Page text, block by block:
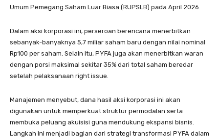
Umum Pemegang Saham Luar Biasa (RUPSLB) pada April 2026.
Dalam aksi korporasi ini, perseroan berencana menerbitkan
sebanyak-banyaknya 5,7 miliar saham baru dengan nilai nominal
Rp100 per saham. Selain itu, PYFA juga akan menerbitkan waran
dengan porsi maksimal sekitar 35% dari total saham beredar
setelah pelaksanaan right issue.
Manajemen menyebut, dana hasil aksi korporasi ini akan
digunakan untuk memperkuat struktur permodalan serta
membuka peluang akuisisi guna mendukung ekspansi bisnis.
Langkah ini menjadi bagian dari strategi transformasi PYFA dalam